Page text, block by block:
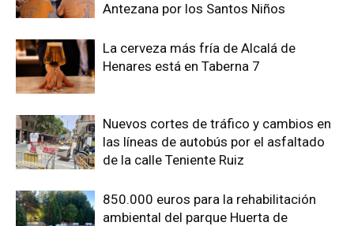
Antezana por los Santos Niños
La cerveza más fría de Alcalá de
Henares está en Taberna 7
Nuevos cortes de tráfico y cambios en
las líneas de autobús por el asfaltado
de la calle Teniente Ruiz
850.000 euros para la rehabilitación
ambiental del parque Huerta de